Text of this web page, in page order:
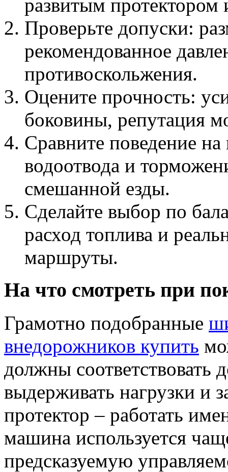
развитым протектором
Проверьте допуски:
рекомендованное
противоскольжения.
Оцените прочность:
боковины, репутация
Сравните поведение
водоотвода и
смешанной езды.
Сделайте выбор по
расход топлива и
маршруты.
На что смотреть при
Грамотно подобранные
внедорожников купить
должны соответствовать
выдерживать нагрузки и
протектор – работать
машина используется
предсказуемую